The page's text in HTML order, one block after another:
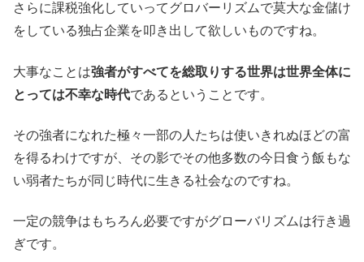
さらに課税強化していってグロバーリズムで莫大な金儲け
をしている独占企業を叩き出して欲しいものですね。
大事なことは強者がすべてを総取りする世界は世界全体に
とっては不幸な時代であるということです。
その強者になれた極々一部の人たちは使いきれぬほどの富
を得るわけですが、その影でその他多数の今日食う飯もな
い弱者たちが同じ時代に生きる社会なのですね。
一定の競争はもちろん必要ですがグローバリズムは行き過
ぎです。